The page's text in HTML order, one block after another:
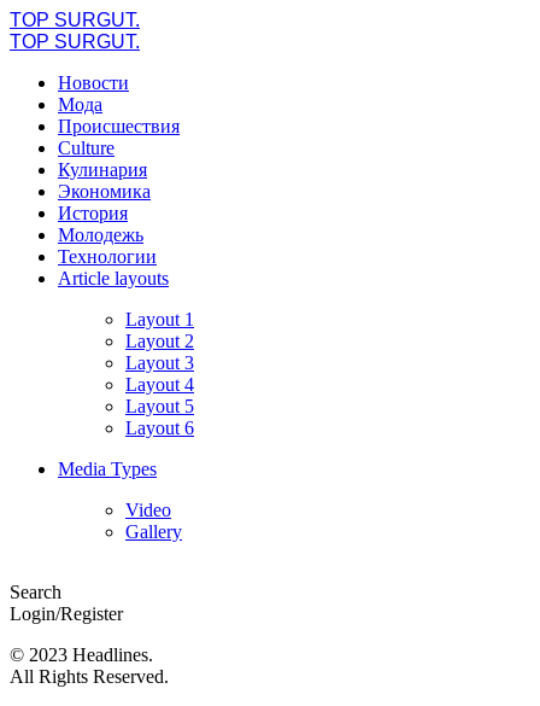
TOP SURGUT.
TOP SURGUT.
Новости
Мода
Происшествия
Culture
Кулинария
Экономика
История
Молодежь
Технологии
Article layouts
Layout 1
Layout 2
Layout 3
Layout 4
Layout 5
Layout 6
Media Types
Video
Gallery
Search
Login/Register
© 2023 Headlines.
All Rights Reserved.